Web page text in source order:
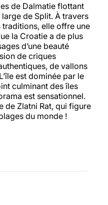
de Dalmatie flottant
de Split. À travers
traditions, elle offre une
la Croatie a de plus
d’une beauté
de criques
de vallons
est dominée par le
culminant des îles
est sensationnel.
de Zlatni Rat, qui figure
du monde !